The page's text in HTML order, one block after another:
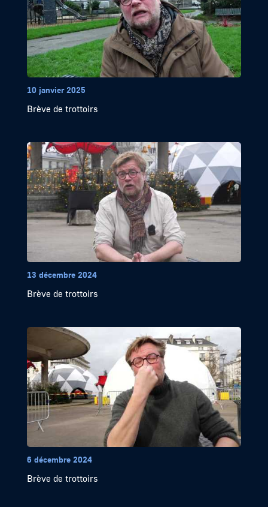
10 janvier 2025
Brève de trottoirs
13 décembre 2024
Brève de trottoirs
6 décembre 2024
Brève de trottoirs